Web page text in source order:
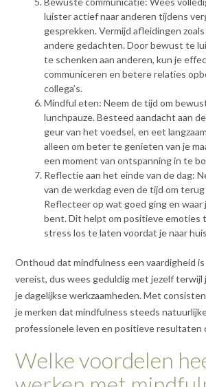
luister actief naar anderen tijdens
gesprekken. Vermijd afleidingen
andere gedachten. Door bewust te
te schenken aan anderen, kun je
communiceren en betere relaties
collega’s.
Mindful eten: Neem de tijd om
lunchpauze. Besteed aandacht aan
geur van het voedsel, en eet
alleen om beter te genieten van je
een moment van ontspanning in te
Reflectie aan het einde van de dag:
van de werkdag even de tijd om
Reflecteer op wat goed ging en waar
bent. Dit helpt om positieve emoties
stress los te laten voordat je naar
Onthoud dat mindfulness een vaardigheid
vereist, dus wees geduldig met jezelf
je dagelijkse werkzaamheden. Met
je merken dat mindfulness steeds
professionele leven en positieve resultaten
Welke voordelen